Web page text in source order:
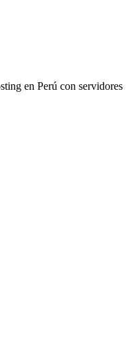
en Perú con servidores